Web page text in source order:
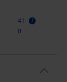
41
0